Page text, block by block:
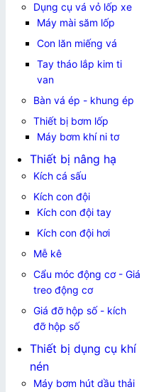
Dụng cụ vá vỏ lốp xe
Máy mài săm lốp
Con lăn miếng vá
Tay tháo lắp kim ti
van
Bàn vá ép - khung ép
Thiết bị bơm lốp
Máy bơm khí ni tơ
Thiết bị nâng hạ
Kích cá sấu
Kích con đội
Kích con đội tay
Kích con đội hơi
Mễ kê
Cẩu móc động cơ - Giá
treo động cơ
Giá đỡ hộp số - kích
đỡ hộp số
Thiết bị dụng cụ khí
nén
Máy bơm hút dầu thải